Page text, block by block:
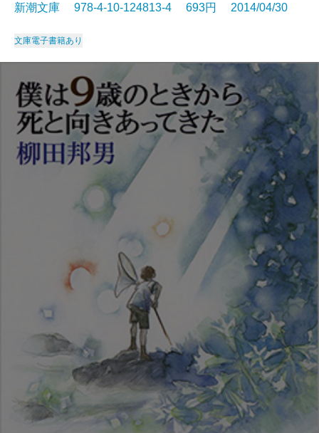
新潮文庫 978-4-10-124813-4 693円 2014/04/30
文庫電子書籍あり